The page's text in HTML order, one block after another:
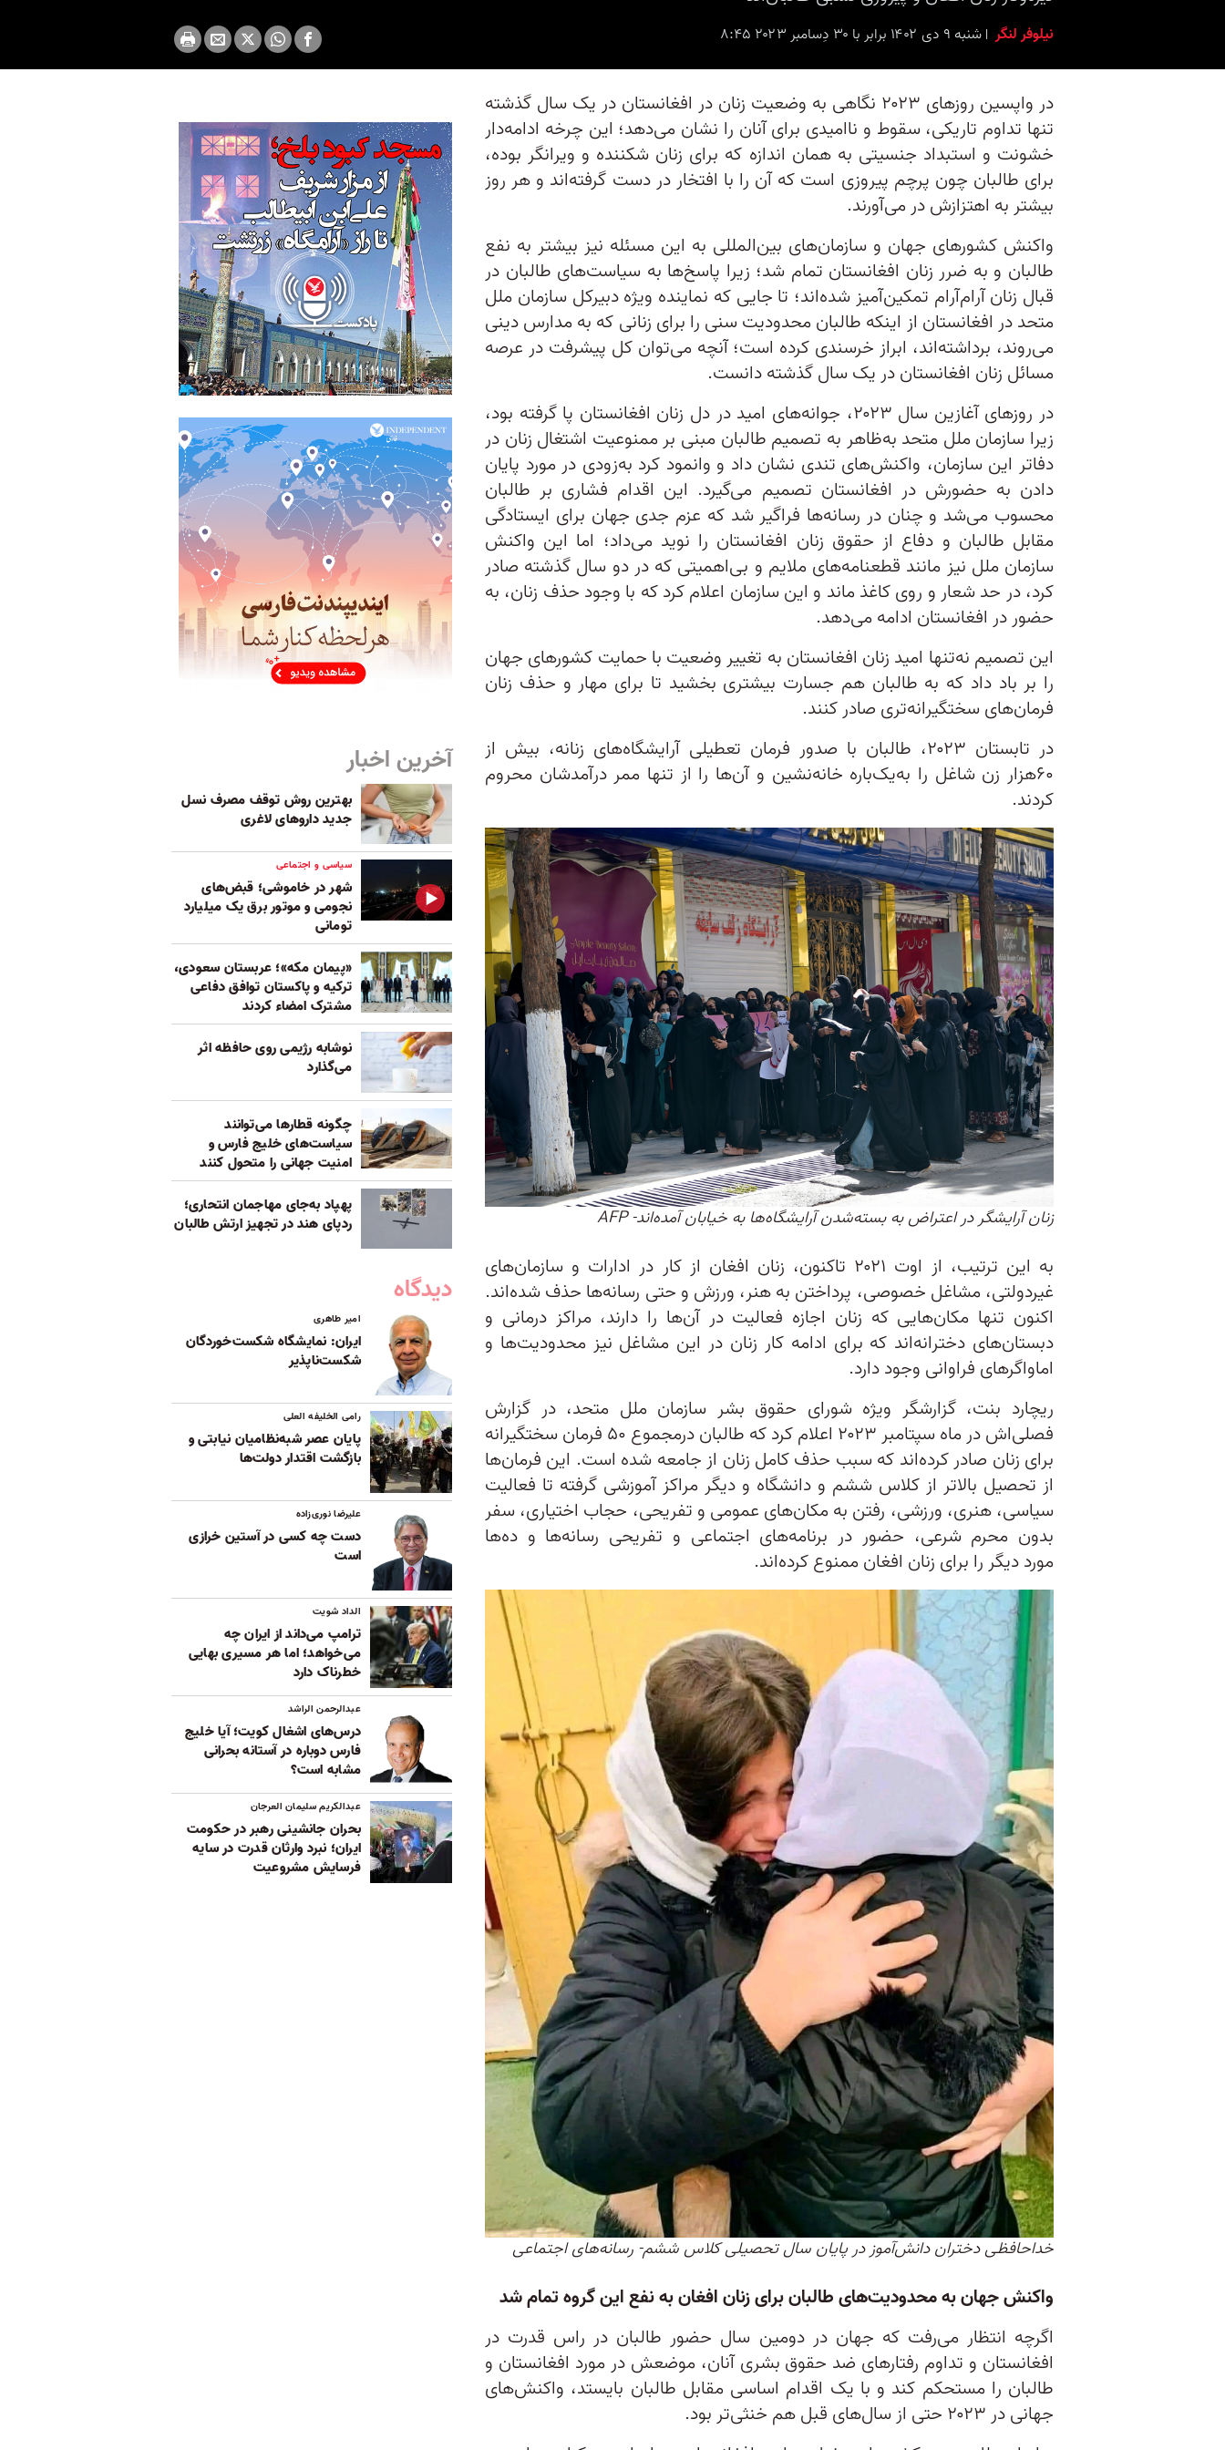
نیلوفر لنگر شنبه ۹ دی ۱۴۰۲ برابر با ۳۰ دِسامبر ۲۰۲۳ ۸:۴۵
در واپسین روزهای ۲۰۲۳ نگاهی به وضعیت زنان در افغانستان در یک سال گذشته
تنها تداوم تاریکی، سقوط و ناامیدی برای آنان را نشان می‌دهد؛ این چرخه ادامه‌‌دار
خشونت و استبداد جنسیتی به همان اندازه که برای زنان شکننده و ویرانگر بوده،
برای طالبان چون پرچم پیروزی است که آن را با افتخار در دست گرفته‌اند و هر روز
بیشتر به اهتزازش در می‌آورند.
واکنش کشورهای جهان و سازمان‌های بین‌المللی به این مسئله نیز بیشتر به نفع
طالبان و به ضرر زنان افغانستان تمام شد؛ زیرا پاسخ‌ها به سیاست‌های طالبان در
قبال زنان آرام‌آرام تمکین‌آمیز شده‌اند؛ تا جایی که نماینده ویژه دبیرکل سازمان ملل
متحد در افغانستان از اینکه طالبان محدودیت سنی را برای زنانی که به مدارس دینی
می‌روند، برداشته‌اند، ابراز خرسندی کرده است؛ آنچه می‌توان کل پیشرفت در عرصه
مسائل زنان افغانستان در یک سال گذشته دانست.
در روزهای آغازین سال ۲۰۲۳، جوانه‌های امید در دل زنان افغانستان پا گرفته بود،
زیرا سازمان ملل متحد به‌ظاهر به تصمیم طالبان مبنی بر ممنوعیت اشتغال زنان در
دفاتر این سازمان، واکنش‌های تندی نشان داد و وانمود کرد به‌زودی در مورد پایان
دادن به حضورش در افغانستان تصمیم می‌گیرد. این اقدام فشاری بر طالبان
محسوب می‌شد و چنان در رسانه‌ها فراگیر شد که عزم جدی جهان برای ایستادگی
مقابل طالبان و دفاع از حقوق زنان افغانستان را نوید می‌داد؛ اما این واکنش
سازمان ملل نیز مانند قطعنامه‌های ملایم و بی‌اهمیتی که در دو سال گذشته صادر
کرد، در حد شعار و روی کاغذ ماند و این سازمان اعلام کرد که با وجود حذف زنان، به
حضور در افغانستان ادامه می‌دهد.
این تصمیم نه‌تنها امید زنان افغانستان به تغییر وضعیت با حمایت کشورهای جهان
را بر باد داد که به طالبان هم جسارت بیشتری بخشید تا برای مهار و حذف زنان
فرمان‌های سختگیرانه‌تری صادر کنند.
در تابستان ۲۰۲۳، طالبان با صدور فرمان تعطیلی آرایشگاه‌های زنانه، بیش از
۶۰هزار زن شاغل را به‌یک‌باره خانه‌نشین و آن‌ها را از تنها ممر درآمدشان محروم
کردند.
زنان آرایشگر در اعتراض به بسته‌شدن آرایشگاه‌ها به خیابان آمده‌اند- AFP
به این ترتیب، از اوت ۲۰۲۱ تاکنون، زنان افغان از کار در ادارات و سازمان‌های
غیردولتی، مشاغل خصوصی، پرداختن به هنر، ورزش و حتی رسانه‌ها حذف شده‌اند.
اکنون تنها مکان‌هایی که زنان اجازه فعالیت در آن‌ها را دارند، مراکز درمانی و
دبستان‌های دخترانه‌اند که برای ادامه کار زنان در این مشاغل نیز محدودیت‌ها و
اماواگرهای فراوانی وجود دارد.
ریچارد بنت، گزارشگر ویژه شورای حقوق بشر سازمان ملل متحد، در گزارش
فصلی‌اش در ماه سپتامبر ۲۰۲۳ اعلام کرد که طالبان درمجموع ۵۰ فرمان سختگیرانه
برای زنان صادر کرده‌اند که سبب حذف کامل زنان از جامعه شده‌ است. این فرمان‌ها
از تحصیل بالاتر از کلاس ششم و دانشگاه و دیگر مراکز آموزشی گرفته تا فعالیت
سیاسی، هنری، ورزشی، رفتن به مکان‌های عمومی و تفریحی، حجاب اختیاری، سفر
بدون محرم شرعی، حضور در برنامه‌های اجتماعی و تفریحی رسانه‌ها و ده‌ها
مورد دیگر را برای زنان افغان ممنوع کرده‌اند.
خداحافظی دختران دانش‌آموز در پایان سال تحصیلی کلاس ششم- رسانه‌های اجتماعی
واکنش جهان به محدودیت‌های طالبان برای زنان افغان به نفع این گروه تمام شد
اگرچه انتظار می‌رفت که جهان در دومین سال حضور طالبان در راس قدرت در
افغانستان و تداوم رفتارهای ضد حقوق بشری آنان، موضعش در مورد افغانستان و
طالبان را مستحکم کند و با یک اقدام اساسی مقابل طالبان بایستد، واکنش‌های
جهانی در ۲۰۲۳ حتی از سال‌های قبل هم خنثی‌تر بود.
آخرین اخبار
بهترین روش توقف مصرف نسل
جدید داروهای لاغری
سیاسی و اجتماعی
شهر در خاموشی؛ قبض‌های
نجومی و موتور برق یک میلیارد
تومانی
«پیمان مکه»؛ عربستان سعودی،
ترکیه و پاکستان توافق دفاعی
مشترک امضاء کردند
نوشابه رژیمی روی حافظه اثر
می‌گذارد
چگونه قطارها می‌توانند
سیاست‌های خلیج فارس و
امنیت جهانی را متحول کنند
پهپاد به‌جای مهاجمان انتحاری؛
ردپای هند در تجهیز ارتش طالبان
دیدگاه
امیر طاهری
ایران: نمایشگاه شکست‌خوردگان
شکست‌ناپذیر
رامی الخلیفه العلی
پایان عصر شبه‌نظامیان نیابتی و
بازگشت اقتدار دولت‌ها
علیرضا نوری‌زاده
دست چه کسی در آستین خرازی
است
الداد شویت
ترامپ می‌داند از ایران چه
می‌خواهد؛ اما هر مسیری بهایی
خطرناک دارد
عبدالرحمن الراشد
درس‌های اشغال کویت؛ آیا خلیج
فارس دوباره در آستانه بحرانی
مشابه است؟
عبدالکریم سلیمان العرجان
بحران جانشینی رهبر در حکومت
ایران؛ نبرد وارثان قدرت در سایه
فرسایش مشروعیت